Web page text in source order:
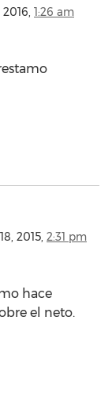
1:26 am
2015, 2:31 pm
hace
el neto.